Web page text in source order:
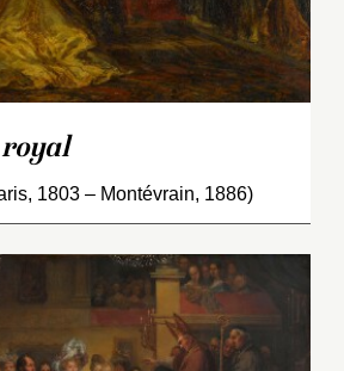
royal
1803 – Montévrain, 1886)